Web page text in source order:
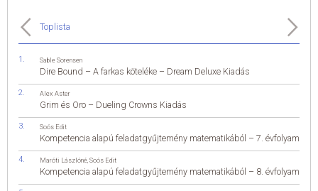
Toplista
Sable Sorensen
Dire Bound – A farkas köteléke – Dream Deluxe Kiadás
Alex Aster
Grim és Oro – Dueling Crowns Kiadás
Soós Edit
Kompetencia alapú feladatgyűjtemény matematikából – 7. évfolyam
Maróti Lászlóné Soós Edit
Kompetencia alapú feladatgyűjtemény matematikából – 8. évfolyam